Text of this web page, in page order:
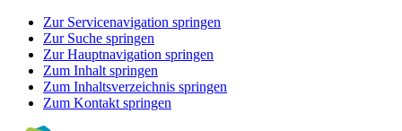
Zur Servicenavigation springen
Zur Suche springen
Zur Hauptnavigation springen
Zum Inhalt springen
Zum Inhaltsverzeichnis springen
Zum Kontakt springen